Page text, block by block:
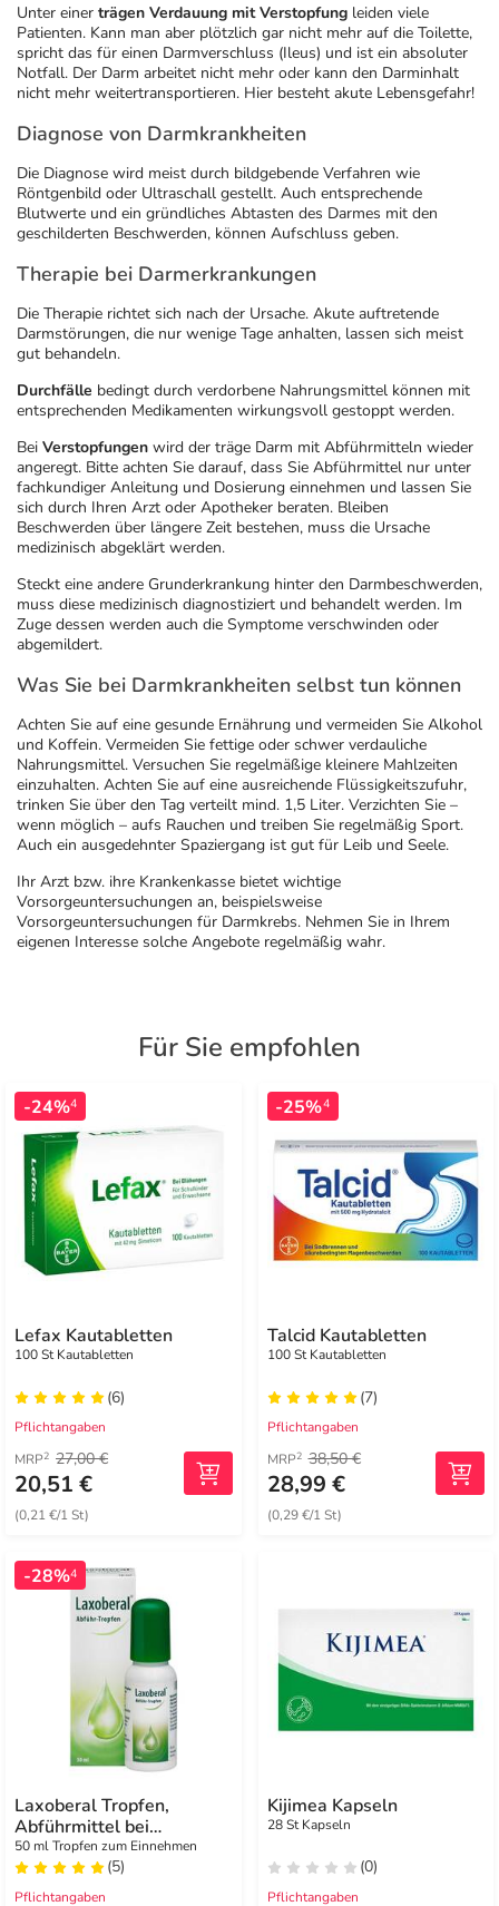
Unter einer trägen Verdauung mit Verstopfung leiden viele
Patienten. Kann man aber plötzlich gar nicht mehr auf die Toilette,
spricht das für einen Darmverschluss (Ileus) und ist ein absoluter
Notfall. Der Darm arbeitet nicht mehr oder kann den Darminhalt
nicht mehr weitertransportieren. Hier besteht akute Lebensgefahr!
Diagnose von Darmkrankheiten
Die Diagnose wird meist durch bildgebende Verfahren wie
Röntgenbild oder Ultraschall gestellt. Auch entsprechende
Blutwerte und ein gründliches Abtasten des Darmes mit den
geschilderten Beschwerden, können Aufschluss geben.
Therapie bei Darmerkrankungen
Die Therapie richtet sich nach der Ursache. Akute auftretende
Darmstörungen, die nur wenige Tage anhalten, lassen sich meist
gut behandeln.
Durchfälle bedingt durch verdorbene Nahrungsmittel können mit
entsprechenden Medikamenten wirkungsvoll gestoppt werden.
Bei Verstopfungen wird der träge Darm mit Abführmitteln wieder
angeregt. Bitte achten Sie darauf, dass Sie Abführmittel nur unter
fachkundiger Anleitung und Dosierung einnehmen und lassen Sie
sich durch Ihren Arzt oder Apotheker beraten. Bleiben
Beschwerden über längere Zeit bestehen, muss die Ursache
medizinisch abgeklärt werden.
Steckt eine andere Grunderkrankung hinter den Darmbeschwerden,
muss diese medizinisch diagnostiziert und behandelt werden. Im
Zuge dessen werden auch die Symptome verschwinden oder
abgemildert.
Was Sie bei Darmkrankheiten selbst tun können
Achten Sie auf eine gesunde Ernährung und vermeiden Sie Alkohol
und Koffein. Vermeiden Sie fettige oder schwer verdauliche
Nahrungsmittel. Versuchen Sie regelmäßige kleinere Mahlzeiten
einzuhalten. Achten Sie auf eine ausreichende Flüssigkeitszufuhr,
trinken Sie über den Tag verteilt mind. 1,5 Liter. Verzichten Sie –
wenn möglich – aufs Rauchen und treiben Sie regelmäßig Sport.
Auch ein ausgedehnter Spaziergang ist gut für Leib und Seele.
Ihr Arzt bzw. ihre Krankenkasse bietet wichtige
Vorsorgeuntersuchungen an, beispielsweise
Vorsorgeuntersuchungen für Darmkrebs. Nehmen Sie in Ihrem
eigenen Interesse solche Angebote regelmäßig wahr.
Für Sie empfohlen
-24%4
Lefax Kautabletten
100 St Kautabletten
(6)
Pflichtangaben
MRP2 27,00 €
20,51 €
(0,21 €/1 St)
-25%4
Talcid Kautabletten
100 St Kautabletten
(7)
Pflichtangaben
MRP2 38,50 €
28,99 €
(0,29 €/1 St)
-28%4
Laxoberal Tropfen,
Abführmittel bei
Verstopfung
50 ml Tropfen zum Einnehmen
(5)
Pflichtangaben
Kijimea Kapseln
28 St Kapseln
(0)
Pflichtangaben